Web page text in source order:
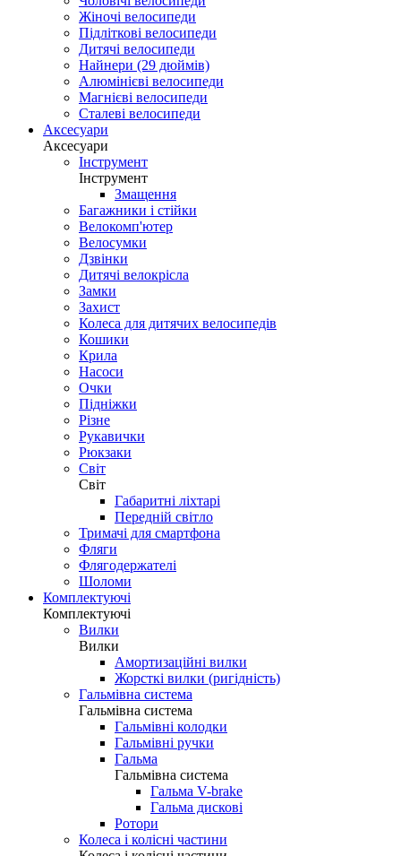
Жіночі велосипеди
Підліткові велосипеди
Дитячі велосипеди
Найнери (29 дюймів)
Алюмінієві велосипеди
Магнієві велосипеди
Сталеві велосипеди
Аксесуари
Аксесуари
Інструмент
Інструмент
Змащення
Багажники і стійки
Велокомп'ютер
Велосумки
Дзвінки
Дитячі велокрісла
Замки
Захист
Колеса для дитячих велосипедів
Кошики
Крила
Насоси
Очки
Підніжки
Різне
Рукавички
Рюкзаки
Світ
Світ
Габаритні ліхтарі
Передній світло
Тримачі для смартфона
Фляги
Флягодержателі
Шоломи
Комплектуючі
Комплектуючі
Вилки
Вилки
Амортизаційні вилки
Жорсткі вилки (ригідність)
Гальмівна система
Гальмівна система
Гальмівні колодки
Гальмівні ручки
Гальма
Гальмівна система
Гальма V-brake
Гальма дискові
Ротори
Колеса і колісні частини